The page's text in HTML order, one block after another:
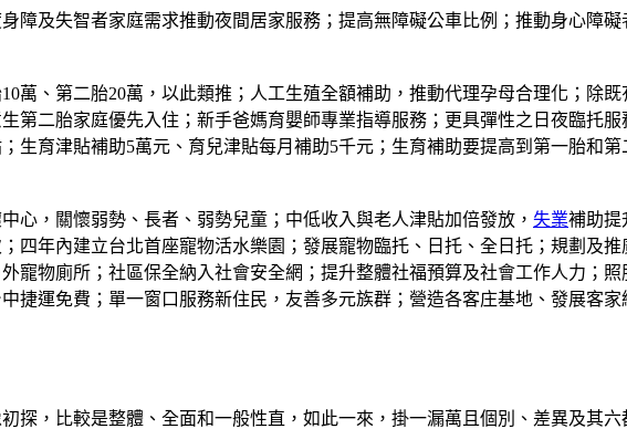
障及失智者家庭需求推動夜間居家服務；提高無障礙公車比例；推動身心障
萬、第二胎20萬，以此類推；人工生殖全額補助，推動代理孕母合理化；除
第二胎家庭優先入住；新手爸媽育嬰師專業指導服務；更具彈性之日夜臨托
生育津貼補助5萬元、育兒津貼每月補助5千元；生育補助要提高到第一胎和
心，關懷弱勢、長者、弱勢兒童；中低收入與老人津貼加倍發放， 失業補助提
四年內建立台北首座寵物活水樂園；發展寵物臨托、日托、全日托；規劃及
寵物廁所；社區保全納入社會安全網；提升整體社福預算及社會工作人力；
捷運免費；單一窗口服務新住民，友善多元族群；營造各客庄基地、發展客
探，比較是整體、全面和一般性直，如此一來，掛一漏萬且個別、差異及其